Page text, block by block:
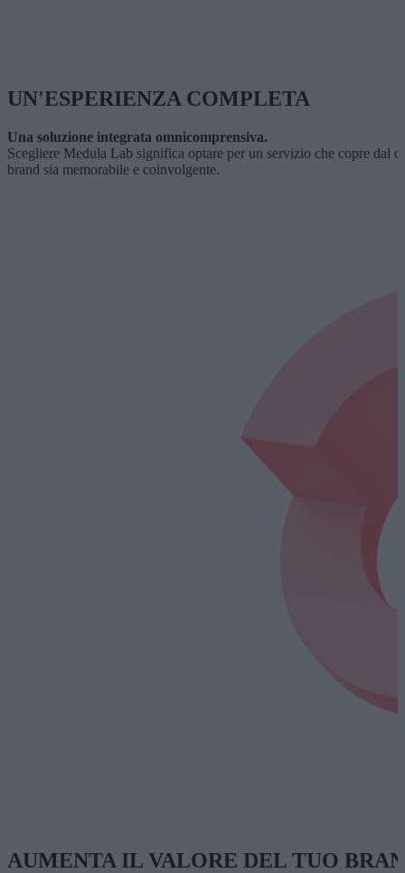
UN'ESPERIENZA COMPLETA
Una soluzione integrata omnicomprensiva.
Scegliere Medula Lab significa optare per un servizio che copre dal
brand sia memorabile e coinvolgente.
AUMENTA IL VALORE DEL TUO